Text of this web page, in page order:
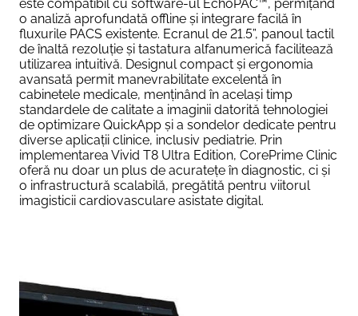
este compatibil cu software-ul EchoPAC™, permițând
o analiză aprofundată offline și integrare facilă în
fluxurile PACS existente. Ecranul de 21.5”, panoul tactil
de înaltă rezoluție și tastatura alfanumerică facilitează
utilizarea intuitivă. Designul compact și ergonomia
avansată permit manevrabilitate excelentă în
cabinetele medicale, menținând în același timp
standardele de calitate a imaginii datorită tehnologiei
de optimizare QuickApp și a sondelor dedicate pentru
diverse aplicații clinice, inclusiv pediatrie. Prin
implementarea Vivid T8 Ultra Edition, CorePrime Clinic
oferă nu doar un plus de acuratețe în diagnostic, ci și
o infrastructură scalabilă, pregătită pentru viitorul
imagisticii cardiovasculare asistate digital.